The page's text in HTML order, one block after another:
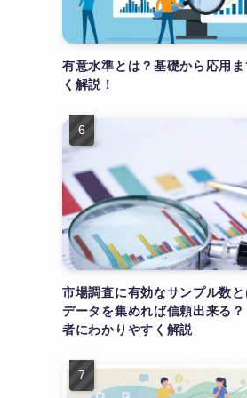
有意水準とは？基礎から応用
く解説！
市場調査に有効なサンプル数
データを集めれば信頼出来る
者にわかりやすく解説